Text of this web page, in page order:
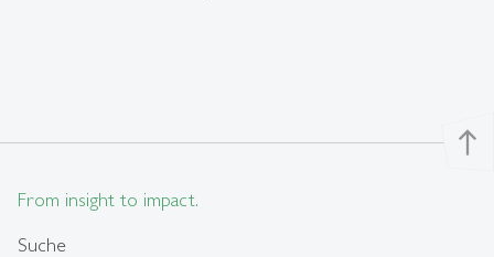
north
From insight to impact.
Suche